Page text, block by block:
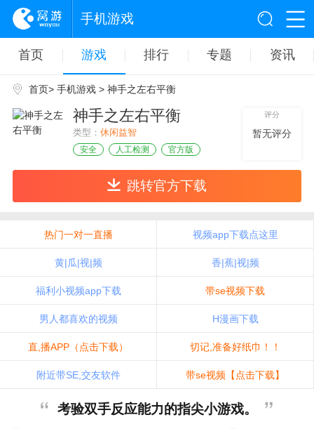
手机游戏
首页 游戏 排行 专题 资讯
首页> 手机游戏> 神手之左右平衡
神手之左右平衡
类型： 休闲益智
安全 人工检测 官方版
评分
暂无评分
跳转官方下载
热门一对一直播 视频app下载点这里
黄|瓜|视|频 香|蕉|视|频
福利小视频app下载 带se视频下载
男人都喜欢的视频 H漫画下载
直,播APP（点击下载） 切记,准备好纸巾！！
附近带SE,交友软件 带se视频【点击下载】
考验双手反应能力的指尖小游戏。